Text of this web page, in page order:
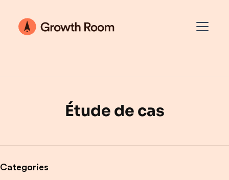
Étude de cas
Categories